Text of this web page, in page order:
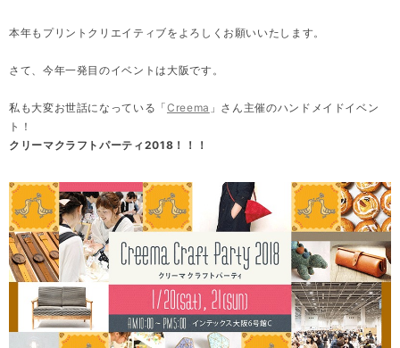
本年もプリントクリエイティブをよろしくお願いいたします。
さて、今年一発目のイベントは大阪です。
私も大変お世話になっている「Creema 」さん主催のハンドメイドイベン
ト！
クリーマクラフトパーティ2018！！！